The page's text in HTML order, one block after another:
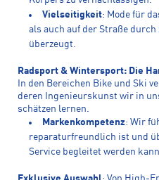
Vielseitigkeit: Mode für
als auch auf der Straße
überzeugt.
Radsport & Wintersport: Die
In den Bereichen Bike und Ski
deren Ingenieurskunst wir in
schätzen lernen.
Markenkompetenz: Wir
reparaturfreundlich ist und
Service begleitet werden